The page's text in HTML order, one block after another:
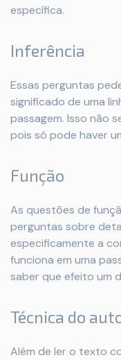
específica.
Inferência
Essas perguntas
significado de uma
passagem. Isso não
pois só pode haver
Função
As questões de
perguntas sobre
especificamente a
funciona em uma
saber que efeito um
Técnica do
Além de ler o texto